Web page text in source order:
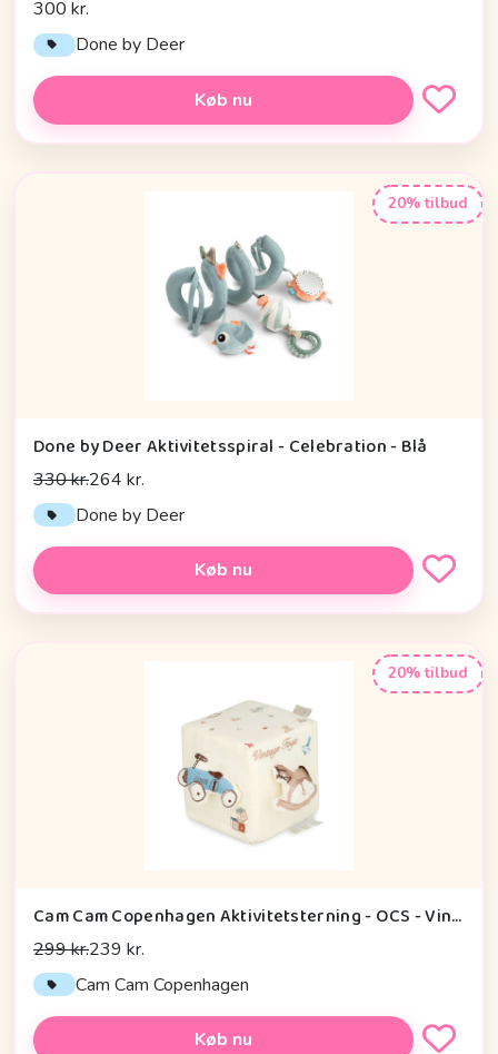
300 kr.
Done by Deer
Køb nu
20% tilbud
Done by Deer Aktivitetsspiral - Celebration - Blå
330 kr.264 kr.
Done by Deer
Køb nu
20% tilbud
Cam Cam Copenhagen Aktivitetsterning - OCS - Vintage Toys
299 kr.239 kr.
Cam Cam Copenhagen
Køb nu